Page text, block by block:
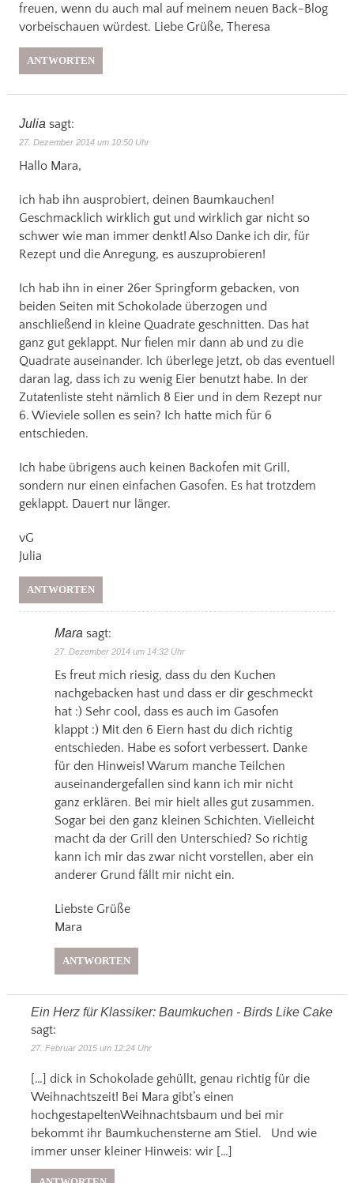
freuen, wenn du auch mal auf meinem neuen Back-Blog
vorbeischauen würdest. Liebe Grüße, Theresa
ANTWORTEN
Julia sagt:
27. Dezember 2014 um 10:50 Uhr
Hallo Mara,
ich hab ihn ausprobiert, deinen Baumkauchen!
Geschmacklich wirklich gut und wirklich gar nicht so
schwer wie man immer denkt! Also Danke ich dir, für
Rezept und die Anregung, es auszuprobieren!
Ich hab ihn in einer 26er Springform gebacken, von
beiden Seiten mit Schokolade überzogen und
anschließend in kleine Quadrate geschnitten. Das hat
ganz gut geklappt. Nur fielen mir dann ab und zu die
Quadrate auseinander. Ich überlege jetzt, ob das eventuell
daran lag, dass ich zu wenig Eier benutzt habe. In der
Zutatenliste steht nämlich 8 Eier und in dem Rezept nur
6. Wieviele sollen es sein? Ich hatte mich für 6
entschieden.
Ich habe übrigens auch keinen Backofen mit Grill,
sondern nur einen einfachen Gasofen. Es hat trotzdem
geklappt. Dauert nur länger.
vG
Julia
ANTWORTEN
Mara sagt:
27. Dezember 2014 um 14:32 Uhr
Es freut mich riesig, dass du den Kuchen
nachgebacken hast und dass er dir geschmeckt
hat :) Sehr cool, dass es auch im Gasofen
klappt :) Mit den 6 Eiern hast du dich richtig
entschieden. Habe es sofort verbessert. Danke
für den Hinweis! Warum manche Teilchen
auseinandergefallen sind kann ich mir nicht
ganz erklären. Bei mir hielt alles gut zusammen.
Sogar bei den ganz kleinen Schichten. Vielleicht
macht da der Grill den Unterschied? So richtig
kann ich mir das zwar nicht vorstellen, aber ein
anderer Grund fällt mir nicht ein.
Liebste Grüße
Mara
ANTWORTEN
Ein Herz für Klassiker: Baumkuchen - Birds Like Cake
sagt:
27. Februar 2015 um 12:24 Uhr
[…] dick in Schokolade gehüllt, genau richtig für die
Weihnachtszeit! Bei Mara gibt’s einen
hochgestapeltenWeihnachtsbaum und bei mir
bekommt ihr Baumkuchensterne am Stiel. Und wie
immer unser kleiner Hinweis: wir […]